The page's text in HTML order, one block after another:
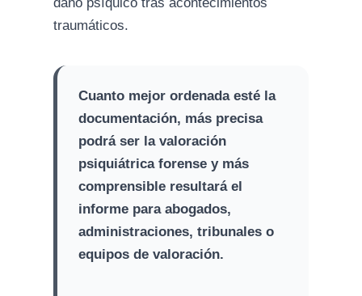
traumáticos.
Cuanto mejor ordenada esté la
documentación, más precisa
podrá ser la valoración
psiquiátrica forense y más
comprensible resultará el
informe para abogados,
administraciones, tribunales o
equipos de valoración.